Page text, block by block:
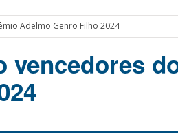
Adelmo Genro Filho 2024
vencedores